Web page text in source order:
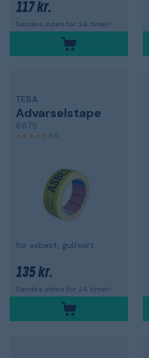
117 kr.
Sendes inden for 24 timer!
TESA
Advarselstape
6875
5,0
for asbest, gul/sort
135 kr.
Sendes inden for 24 timer!